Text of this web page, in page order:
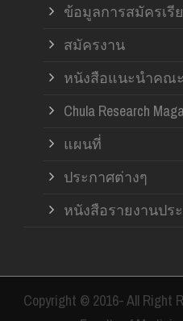
ข้อมูลการสมัครเรี
สมัครงาน
หนังสือแนะนำคณ
Chula Research
แผนที่
ประกาศต่างๆ
หนังสือรายงานปร
Copyright © 2016- All Right